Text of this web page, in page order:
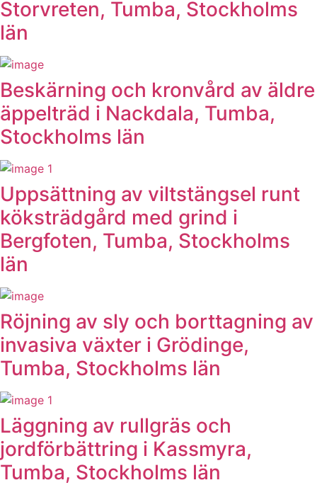
Storvreten, Tumba, Stockholms
län
Beskärning och kronvård av äldre
äppelträd i Nackdala, Tumba,
Stockholms län
Uppsättning av viltstängsel runt
köksträdgård med grind i
Bergfoten, Tumba, Stockholms
län
Röjning av sly och borttagning av
invasiva växter i Grödinge,
Tumba, Stockholms län
Läggning av rullgräs och
jordförbättring i Kassmyra,
Tumba, Stockholms län